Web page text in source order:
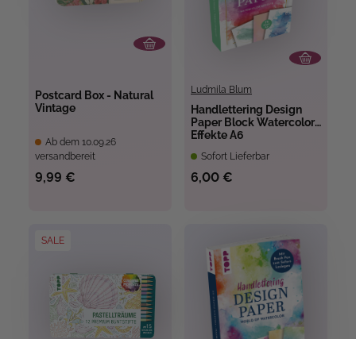
Postcard Box - Natural
Vintage
Ab dem 10.09.26
versandbereit
9,99 €
Ludmila Blum
Handlettering Design
Paper Block Watercolor-
Effekte A6
Sofort Lieferbar
6,00 €
SALE